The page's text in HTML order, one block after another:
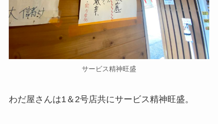
サービス精神旺盛
わだ屋さんは1＆2号店共にサービス精神旺盛。